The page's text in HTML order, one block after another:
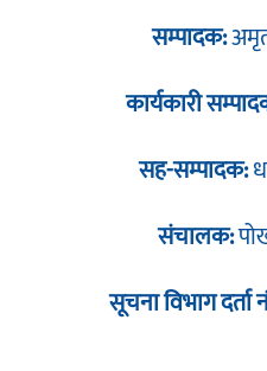
सम्पादक:
कार्यकारी
सह-सम्पादक:
संचालक:
सूचना विभाग दर्ता